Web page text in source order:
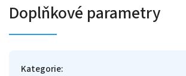
Doplňkové parametry
Kategorie: